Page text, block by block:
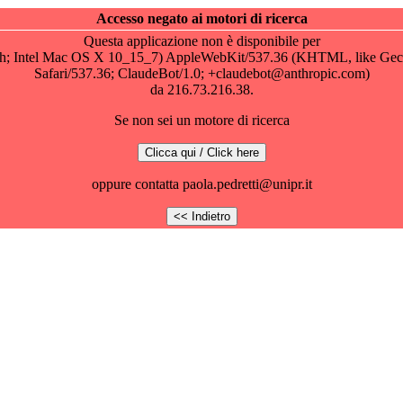
Accesso negato ai motori di ricerca
Questa applicazione non è disponibile per
Intel Mac OS X 10_15_7) AppleWebKit/537.36 (KHTML, like
Safari/537.36; ClaudeBot/1.0; +claudebot@anthropic.com)
da 216.73.216.38.
Se non sei un motore di ricerca
oppure contatta paola.pedretti@unipr.it